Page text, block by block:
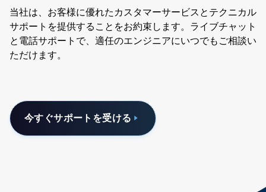
当社は、お客様に優れたカスタマーサービスとテクニカル
サポートを提供することをお約束します。ライブチャット
と電話サポートで、適任のエンジニアにいつでもご相談い
ただけます。
今すぐサポートを受ける